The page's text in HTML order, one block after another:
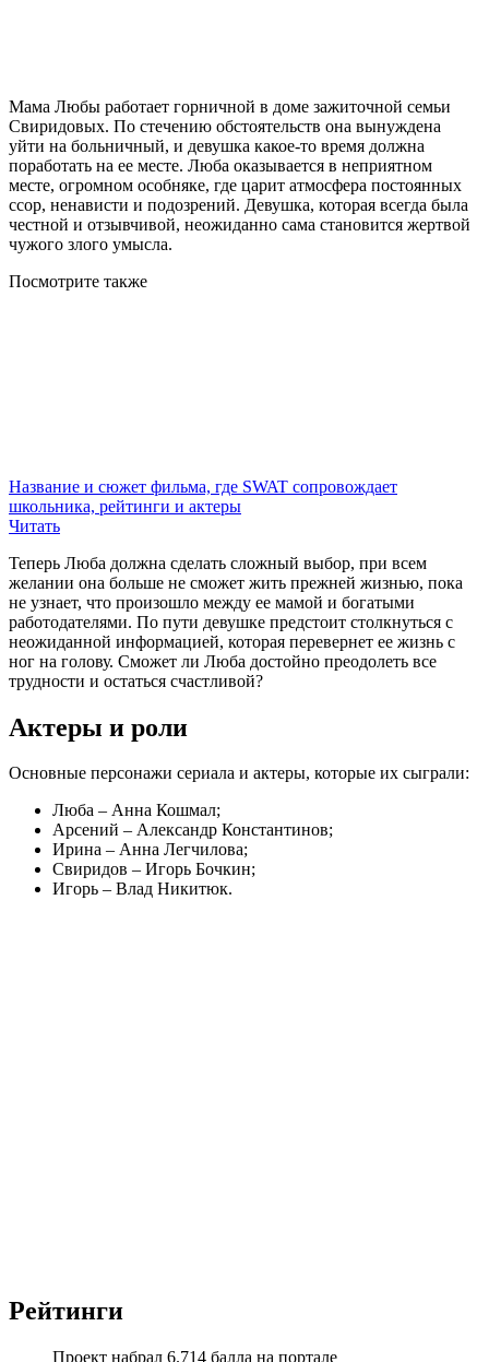
Мама Любы работает горничной в доме зажиточной семьи
Свиридовых. По стечению обстоятельств она вынуждена
уйти на больничный, и девушка какое-то время должна
поработать на ее месте. Люба оказывается в неприятном
месте, огромном особняке, где царит атмосфера постоянных
ссор, ненависти и подозрений. Девушка, которая всегда была
честной и отзывчивой, неожиданно сама становится жертвой
чужого злого умысла.
Посмотрите также
Название и сюжет фильма, где SWAT сопровождает
школьника, рейтинги и актеры
Читать
Теперь Люба должна сделать сложный выбор, при всем
желании она больше не сможет жить прежней жизнью, пока
не узнает, что произошло между ее мамой и богатыми
работодателями. По пути девушке предстоит столкнуться с
неожиданной информацией, которая перевернет ее жизнь с
ног на голову. Сможет ли Люба достойно преодолеть все
трудности и остаться счастливой?
Актеры и роли
Основные персонажи сериала и актеры, которые их сыграли:
Люба – Анна Кошмал;
Арсений – Александр Константинов;
Ирина – Анна Легчилова;
Свиридов – Игорь Бочкин;
Игорь – Влад Никитюк.
Рейтинги
Проект набрал 6.714 балла на портале